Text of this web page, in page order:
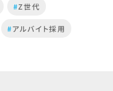
#Z世代
#アルバイト採用